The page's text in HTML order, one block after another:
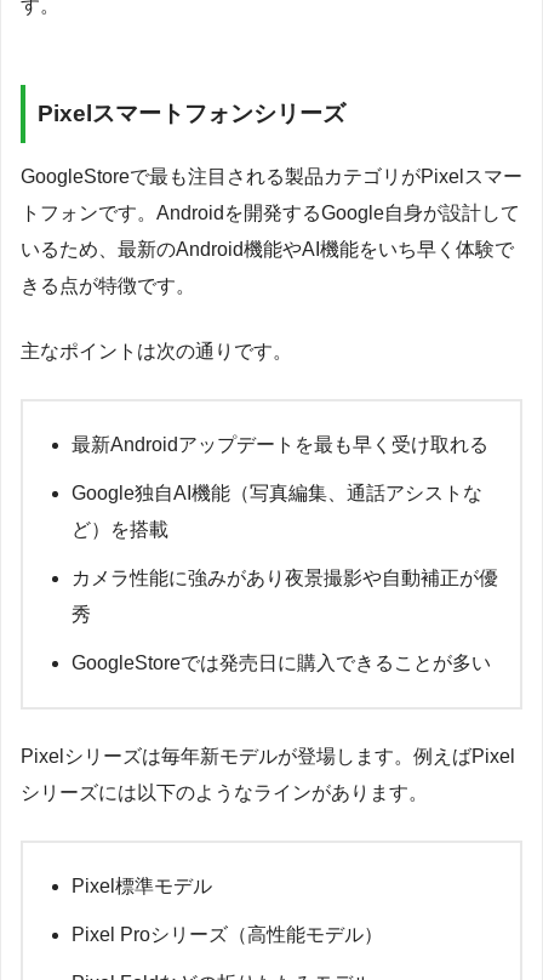
す。
Pixelスマートフォンシリーズ
GoogleStoreで最も注目される製品カテゴリがPixelスマー
トフォンです。Androidを開発するGoogle自身が設計して
いるため、最新のAndroid機能やAI機能をいち早く体験で
きる点が特徴です。
主なポイントは次の通りです。
最新Androidアップデートを最も早く受け取れる
Google独自AI機能（写真編集、通話アシストな
ど）を搭載
カメラ性能に強みがあり夜景撮影や自動補正が優
秀
GoogleStoreでは発売日に購入できることが多い
Pixelシリーズは毎年新モデルが登場します。例えばPixel
シリーズには以下のようなラインがあります。
Pixel標準モデル
Pixel Proシリーズ（高性能モデル）